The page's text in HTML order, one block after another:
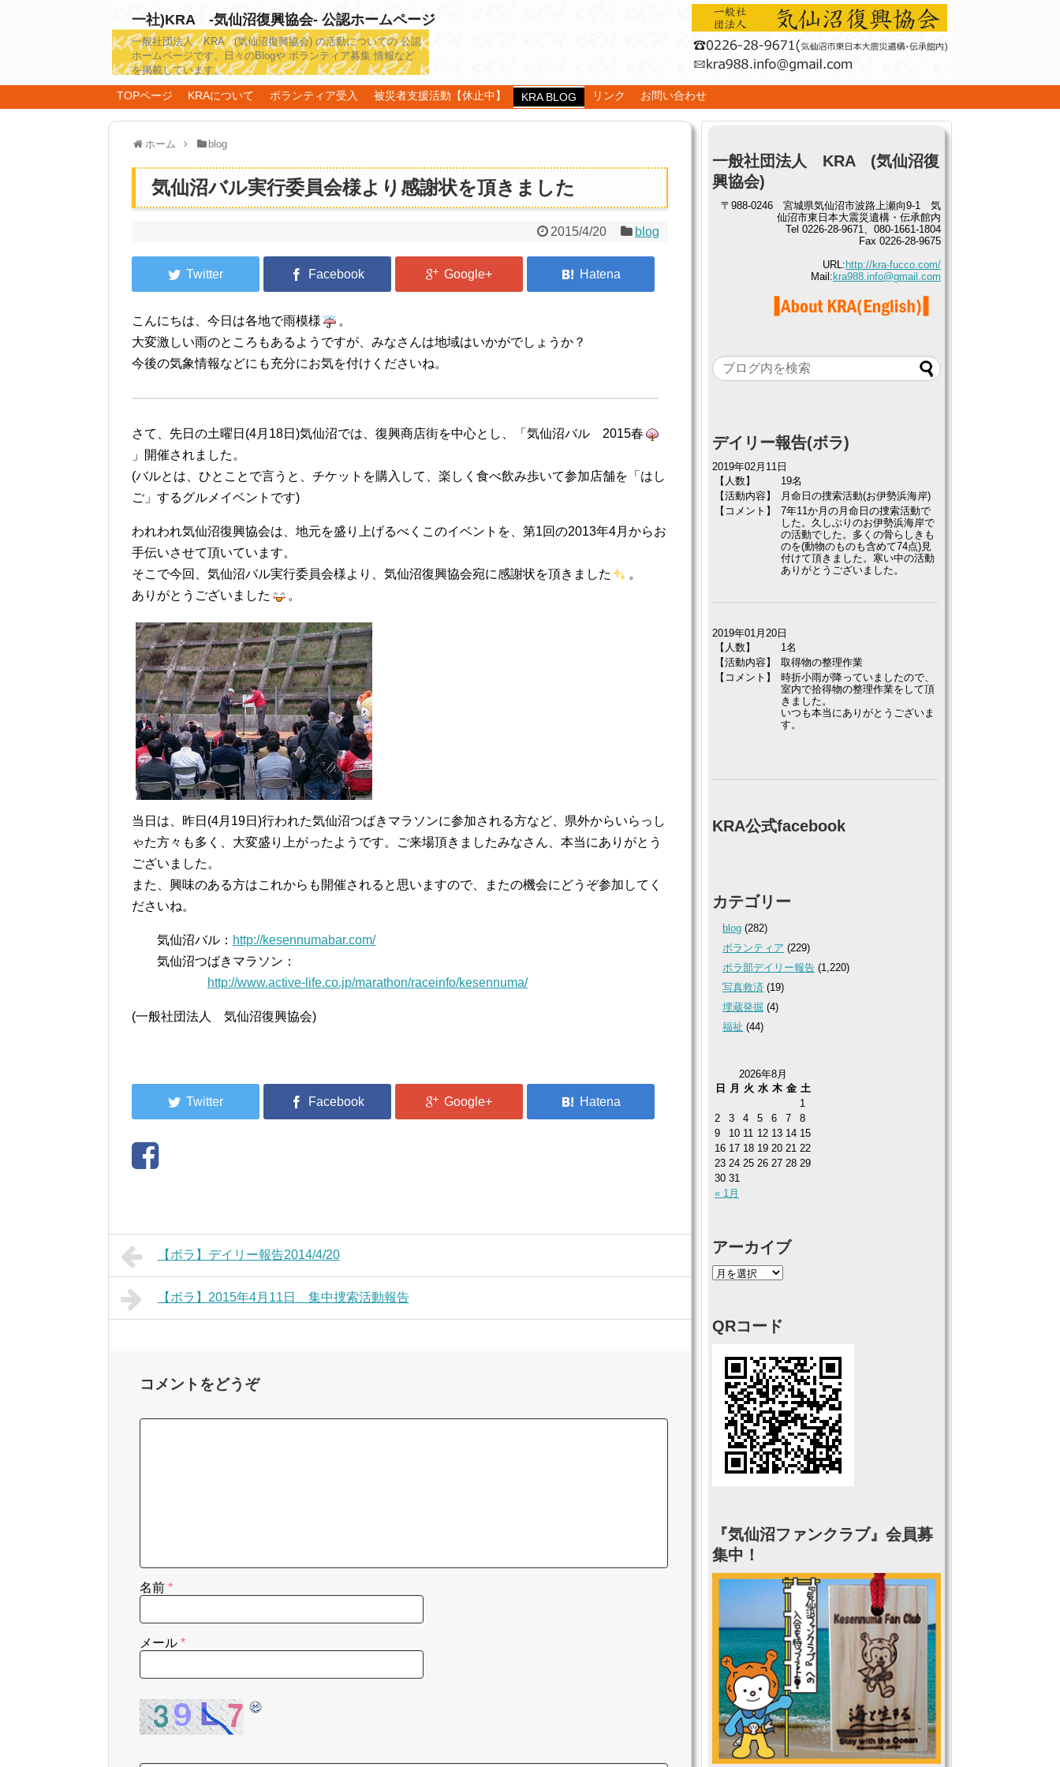
一社)KRA -気仙沼復興協会- 公認ホームページ
一般社団法人 KRA (気仙沼復興協会) の活動についての 公認
ホームページです。日々のBlogや ボランティア募集 情報など
を掲載しています。
TOPページ KRAについて ボランティア受入 被災者支援活動【休止中】 KRA BLOG リンク お問い合わせ
ホーム blog
気仙沼バル実行委員会様より感謝状を頂きました
2015/4/20 blog
こんにちは、今日は各地で雨模様
。
大変激しい雨のところもあるようですが、みなさんは地域はいかがでしょうか？
今後の気象情報などにも充分にお気を付けくださいね。
さて、先日の土曜日(4月18日)気仙沼では、復興商店街を中心とし、「気仙沼バル 2015春
」開催されました。
(バルとは、ひとことで言うと、チケットを購入して、楽しく食べ飲み歩いて参加店舗を「はし
ご」するグルメイベントです)
われわれ気仙沼復興協会は、地元を盛り上げるべくこのイベントを、第1回の2013年4月からお
手伝いさせて頂いています。
そこで今回、気仙沼バル実行委員会様より、気仙沼復興協会宛に感謝状を頂きました
。
ありがとうございました
。
当日は、昨日(4月19日)行われた気仙沼つばきマラソンに参加される方など、県外からいらっし
ゃた方々も多く、大変盛り上がったようです。ご来場頂きましたみなさん、本当にありがとう
ございました。
また、興味のある方はこれからも開催されると思いますので、またの機会にどうぞ参加してく
ださいね。
気仙沼バル： http://kesennumabar.com/
気仙沼つばきマラソン：
http://www.active-life.co.jp/marathon/raceinfo/kesennuma/
(一般社団法人 気仙沼復興協会)
【ボラ】デイリー報告2014/4/20
【ボラ】2015年4月11日 集中捜索活動報告
コメントをどうぞ
名前 *
メール *
一般社団法人 KRA (気仙沼復
興協会)
〒988-0246 宮城県気仙沼市波路上瀬向9-1 気
仙沼市東日本大震災遺構・伝承館内
Tel 0226-28-9671、080-1661-1804
Fax 0226-28-9675
URL: http://kra-fucco.com/
Mail: kra988.info@gmail.com
デイリー報告(ボラ)
2019年02月11日
【人数】
19名
【活動内容】
月命日の捜索活動(お伊勢浜海岸)
【コメント】
7年11か月の月命日の捜索活動で
した。久しぶりのお伊勢浜海岸で
の活動でした。多くの骨らしきも
のを(動物のものも含めて74点)見
付けて頂きました。寒い中の活動
ありがとうございました。
2019年01月20日
【人数】
1名
【活動内容】
取得物の整理作業
【コメント】
時折小雨が降っていましたので、
室内で拾得物の整理作業をして頂
きました。
いつも本当にありがとうございま
す。
KRA公式facebook
カテゴリー
blog (282)
ボランティア (229)
ボラ部デイリー報告 (1,220)
写真救済 (19)
埋蔵発掘 (4)
福祉 (44)
2026年8月
日
月 火 水 木 金 土
« 1月
1
2
3 4 5 6 7
8
9
10 11 12 13 14 15
16 17 18 19 20 21 22
23 24 25 26 27 28 29
30 31
アーカイブ
QRコード
『気仙沼ファンクラブ』会員募
集中！